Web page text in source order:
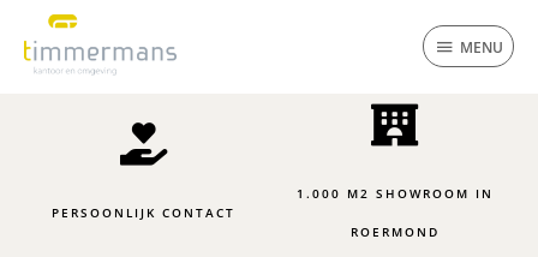
inhoud
MENU
PERSOONLIJK CONTACT
1.000 M2 SHOWROOM IN
ROERMOND